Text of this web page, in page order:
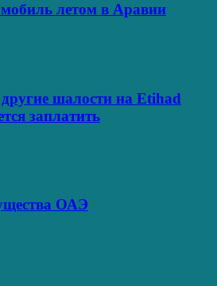
летом в Аравии
шалости на Etihad
заплатить
ОАЭ